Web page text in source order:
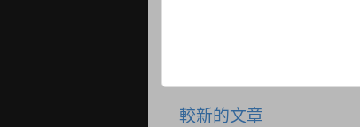
較新的文章